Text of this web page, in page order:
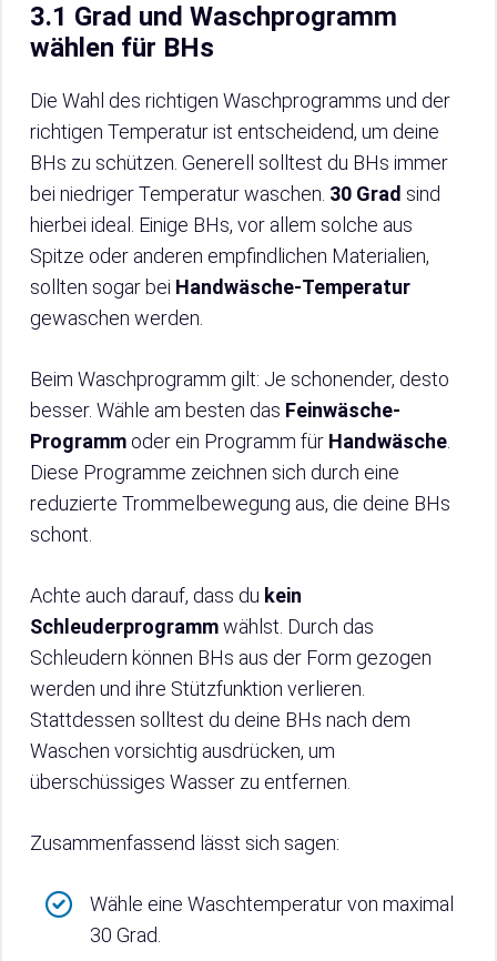
3.1 Grad und Waschprogramm
wählen für BHs
Die Wahl des richtigen Waschprogramms und der
richtigen Temperatur ist entscheidend, um deine
BHs zu schützen. Generell solltest du BHs immer
bei niedriger Temperatur waschen. 30 Grad sind
hierbei ideal. Einige BHs, vor allem solche aus
Spitze oder anderen empfindlichen Materialien,
sollten sogar bei Handwäsche-Temperatur
gewaschen werden.
Beim Waschprogramm gilt: Je schonender, desto
besser. Wähle am besten das Feinwäsche-
Programm oder ein Programm für Handwäsche
Diese Programme zeichnen sich durch eine
reduzierte Trommelbewegung aus, die deine BHs
schont.
Achte auch darauf, dass du kein
Schleuderprogrammwählst. Durch das
Schleudern können BHs aus der Form gezogen
werden und ihre Stützfunktion verlieren.
Stattdessen solltest du deine BHs nach dem
Waschen vorsichtig ausdrücken, um
überschüssiges Wasser zu entfernen.
Zusammenfassend lässt sich sagen:
Wähle eine Waschtemperatur von maximal
30 Grad.